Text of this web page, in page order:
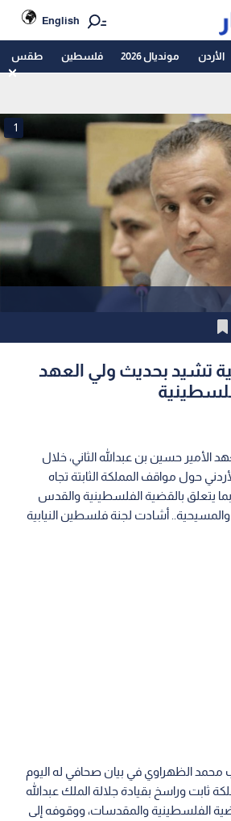
English
الأردن مونديال 2026 فلسطين طقس
1
تشيد بحديث ولي العهد
حسين بن عبدالله الثاني، خلال
حول مواقف المملكة الثابتة تجاه
بما يتعلق بالقضية الفلسطينية والقدس
أشادت لجنة فلسطين النيابية
محمد الظهراوي في بيان صحافي له اليوم
ثابت وراسخ بقيادة جلالة الملك عبدالله
الفلسطينية والمقدسات، ووقوفه إلى